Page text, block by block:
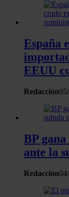
tráfico.
sitio web con
haya
hecho de sus
España
EEUU
Redacción
BP
ante la
Redacción